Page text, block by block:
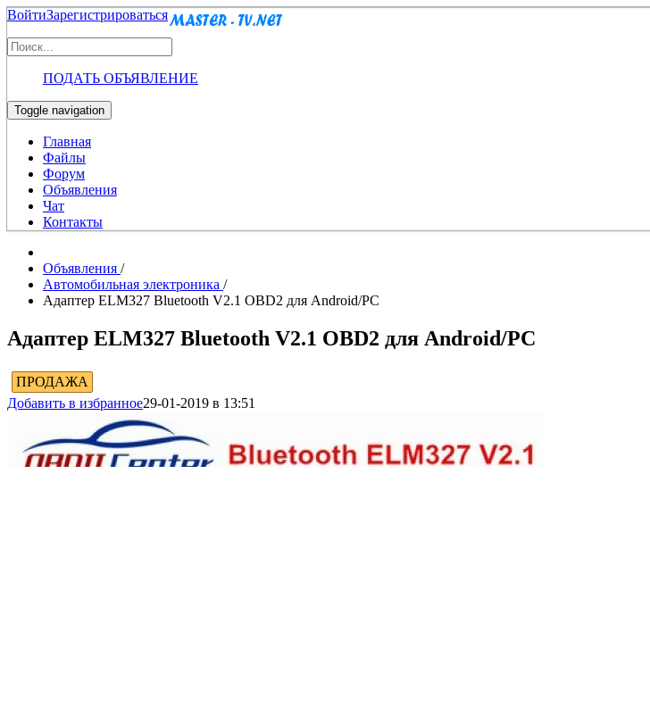
ВойтиЗарегистрироваться
ПОДАТЬ ОБЪЯВЛЕНИЕ
Toggle navigation
Главная
Файлы
Форум
Объявления
Чат
Контакты
Объявления /
Автомобильная электроника /
Адаптер ELM327 Bluetooth V2.1 OBD2 для Android/PC
Адаптер ELM327 Bluetooth V2.1 OBD2 для Android/PC
ПРОДАЖА
Добавить в избранное29-01-2019 в 13:51